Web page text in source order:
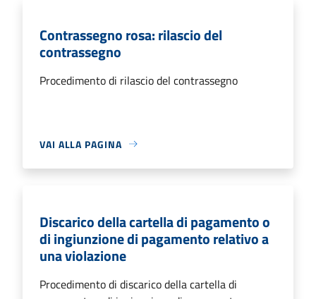
Contrassegno rosa: rilascio del
contrassegno
Procedimento di rilascio del contrassegno
VAI ALLA PAGINA
Discarico della cartella di pagamento o
di ingiunzione di pagamento relativo a
una violazione
Procedimento di discarico della cartella di